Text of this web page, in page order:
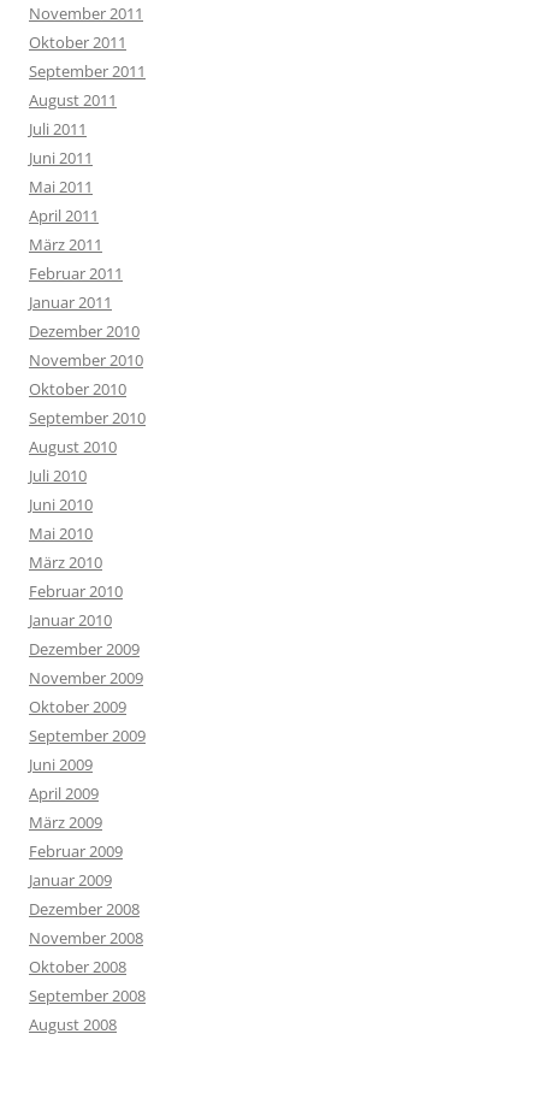
November 2011
Oktober 2011
September 2011
August 2011
Juli 2011
Juni 2011
Mai 2011
April 2011
März 2011
Februar 2011
Januar 2011
Dezember 2010
November 2010
Oktober 2010
September 2010
August 2010
Juli 2010
Juni 2010
Mai 2010
März 2010
Februar 2010
Januar 2010
Dezember 2009
November 2009
Oktober 2009
September 2009
Juni 2009
April 2009
März 2009
Februar 2009
Januar 2009
Dezember 2008
November 2008
Oktober 2008
September 2008
August 2008